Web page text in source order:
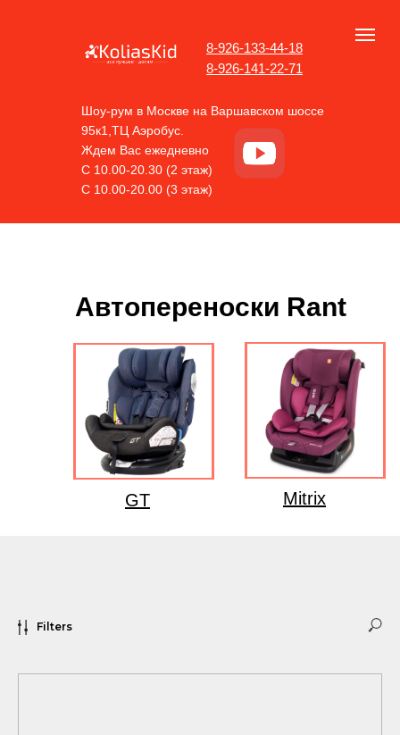
Шоу-рум в Москве на Варшавском шоссе
95к1,ТЦ Аэробус.
Ждем Вас ежедневно
С 10.00-20.30 (2 этаж)
С 10.00-20.00 (3 этаж)
8-926-141-22-71
8-926-133-44-18
GT Mitrix
Автопереноски Rant
Filters